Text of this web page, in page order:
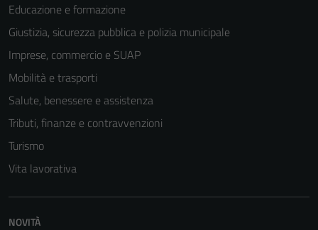
Educazione e formazione
Giustizia, sicurezza pubblica e polizia municipale
Imprese, commercio e SUAP
Mobilità e trasporti
Salute, benessere e assistenza
Tributi, finanze e contravvenzioni
Turismo
Vita lavorativa
NOVITÀ